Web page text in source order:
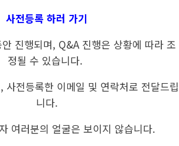
사전등록 하러 가기
진행되며, Q&A 진행은 상황에 따라 조
정될 수 있습니다.
사전등록한 이메일 및 연락처로 전달드립
니다.
여러분의 얼굴은 보이지 않습니다.